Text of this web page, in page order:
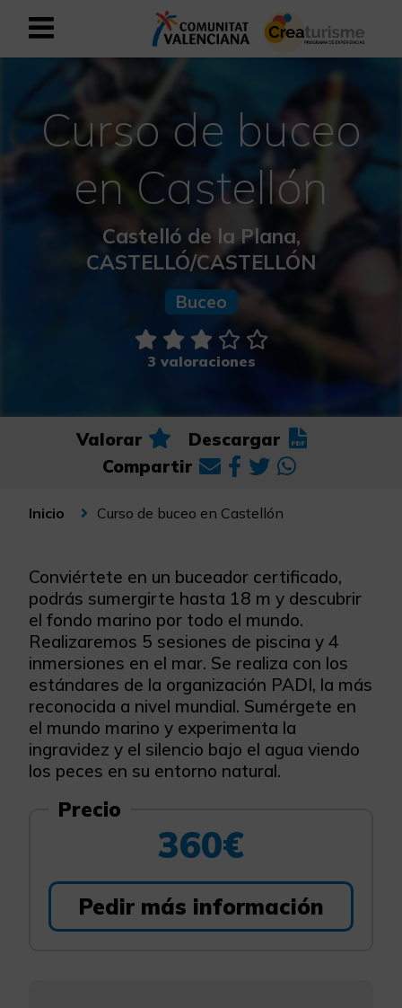
Registrarse como usuario
Registro empresarial
Español
Mediterráneo Activo-Deportivo
Mediterráneo Cultural
Mediterráneo Natural-Rural
Experiencias en otoño
Experiencias Semana Santa
Curso de buceo
en Castellón
Castelló de la Plana,
CASTELLÓ/CASTELLÓN
Buceo
3 valoraciones
Valorar
Descargar
Compartir
Inicio Curso de buceo en Castellón
Conviértete en un buceador certificado,
podrás sumergirte hasta 18 m y descubrir
el fondo marino por todo el mundo.
Realizaremos 5 sesiones de piscina y 4
inmersiones en el mar. Se realiza con los
estándares de la organización PADI, la más
reconocida a nivel mundial. Sumérgete en
el mundo marino y experimenta la
ingravidez y el silencio bajo el agua viendo
los peces en su entorno natural.
Precio
360€
Pedir más información